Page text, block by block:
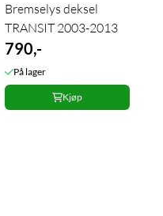
Bremselys deksel
TRANSIT 2003-2013
790,-
På lager
Kjøp